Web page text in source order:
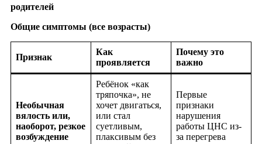
родителей
Общие симптомы (все возрасты)
Признак
Как
проявляется
Почему это
важно
Необычная
вялость или,
наоборот, резкое
возбуждение
Ребёнок «как
тряпочка», не
хочет двигаться,
или стал
суетливым,
плаксивым без
Первые
признаки
нарушения
работы ЦНС из-
за перегрева